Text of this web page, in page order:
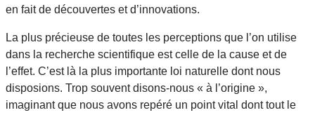
en fait de découvertes et d’innovations.
La plus précieuse de toutes les perceptions que l’on utilise
dans la recherche scientifique est celle de la cause et de
l’effet. C’est là la plus importante loi naturelle dont nous
disposions. Trop souvent disons-nous « à l’origine »,
imaginant que nous avons repéré un point vital dont tout le